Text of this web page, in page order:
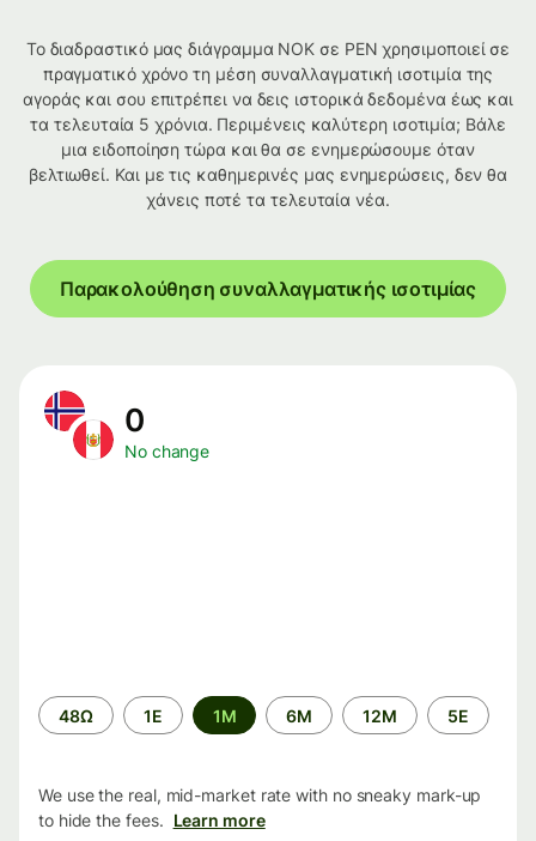
Το διαδραστικό μας διάγραμμα NOK σε PEN χρησιμοποιεί σε
πραγματικό χρόνο τη μέση συναλλαγματική ισοτιμία της
αγοράς και σου επιτρέπει να δεις ιστορικά δεδομένα έως και
τα τελευταία 5 χρόνια. Περιμένεις καλύτερη ισοτιμία; Βάλε
μια ειδοποίηση τώρα και θα σε ενημερώσουμε όταν
βελτιωθεί. Και με τις καθημερινές μας ενημερώσεις, δεν θα
χάνεις ποτέ τα τελευταία νέα.
Παρακολούθηση συναλλαγματικής ισοτιμίας
0
No change
Time
period
48Ω 1Ε 1M 6M 12M 5Ε
We use the real, mid-market rate with no sneaky mark-up
to hide the fees. Learn more